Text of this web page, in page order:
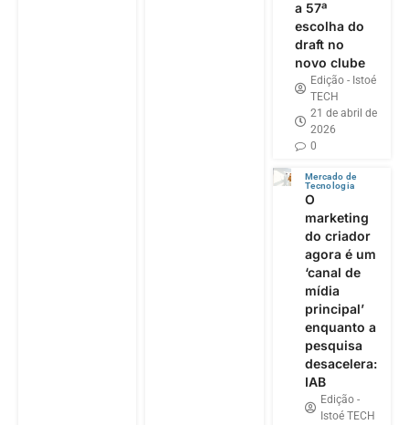
a 57ª
escolha do
draft no
novo clube
Edição - Istoé
TECH
21 de abril de
2026
0
Mercado de
Tecnologia
O
marketing
do criador
agora é um
‘canal de
mídia
principal’
enquanto a
pesquisa
desacelera:
IAB
Edição -
Istoé TECH